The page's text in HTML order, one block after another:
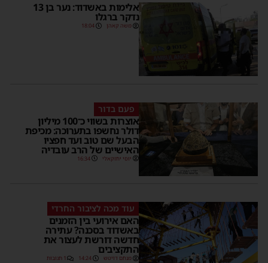
אלימות באשדוד: נער בן 13
נדקר ברגלו
משה קאהן 18:04
פעם בדור
אוצרות בשווי כ־100 מיליון
דולר נחשפו בתערוכה: מכיפת
הבעל שם טוב ועד חפציו
האישיים של הרב עובדיה
יוסי יחזקאלי 16:34
עוד מכה לציבור החרדי
האם אירועי בין הזמנים
באשדוד בסכנה? עתירה
חדשה דורשת לעצור את
התקציבים
מנחם דויטש 14:24 1 תגובות